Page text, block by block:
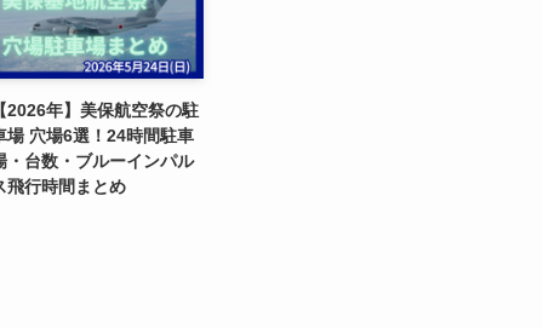
【2026年】美保航空祭の駐
場 穴場6選！24時間駐車
・台数・ブルーインパル
飛行時間まとめ